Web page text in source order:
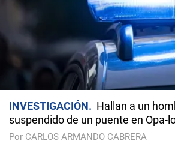
INVESTIGACIÓN
Hallan a un
suspendido de un puente en Opa-
Por CARLOS ARMANDO CABRERA